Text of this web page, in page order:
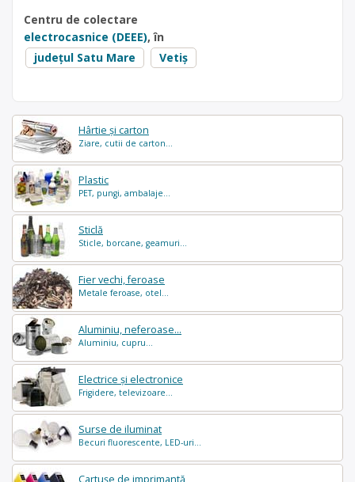
Hârtie și carton
Ziare, cutii de carton...
Plastic
PET, pungi, ambalaje...
Sticlă
Sticle, borcane, geamuri...
Fier vechi, feroase
Metale feroase, otel...
Aluminiu, neferoase...
Aluminiu, cupru...
Electrice și electronice
Frigidere, televizoare...
Surse de iluminat
Becuri fluorescente, LED-uri...
Centru de colectare
electrocasnice (DEEE), în
județul Satu Mare
Vetiș